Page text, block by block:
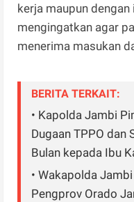
kerja maupun
mengingatkan agar
menerima masukan
BERITA TERKAIT:
• Kapolda Jambi
Dugaan TPPO dan
Bulan kepada Ibu
• Wakapolda
Pengprov Orado